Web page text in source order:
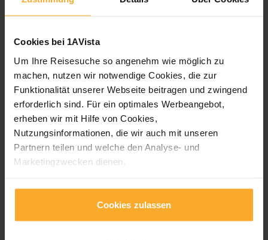
Cookies bei 1AVista
Um Ihre Reisesuche so angenehm wie möglich zu
machen, nutzen wir notwendige Cookies, die zur
Funktionalität unserer Webseite beitragen und zwingend
erforderlich sind. Für ein optimales Werbeangebot,
erheben wir mit Hilfe von Cookies,
Nutzungsinformationen, die wir auch mit unseren
Partnern teilen und welche den Analyse- und
Marketingzwecken dienen.
Für unsere neue App „Mein 1AVista" nutzen wir
notwendige Cookies, die zur Funktionalität unserer App
beitragen und zwingend erforderlich sind.
Cookies zulassen
Schiff
Reise / Route
Kreuzfahrtleitung
Ausflüge
4.3 / 5